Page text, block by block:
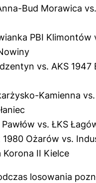
Bud Morawica vs.
PBI Klimontów
vs. AKS 1947
Kamienna vs.
vs. ŁKS
1980 Ożarów vs.
Korona II Kielce
losowania